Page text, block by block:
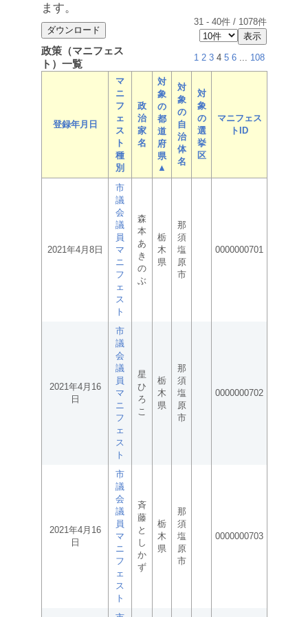
ます。
31 - 40件 / 1078件
政策（マニフェス
ト）一覧
1 2 3 4 5 6 ... 108
登録年月日
マ
ニ
フ
ェ
ス
ト
種
別
政
治
家
名
対
象
の
都
道
府
県
▲
対
象
の
自
治
体
名
対
象
の
選
挙
区
マニフェス
トID
2021年4月8日
市
議
会
議
員
マ
ニ
フ
ェ
ス
ト
森
本
あ
き
の
ぶ
栃
木
県
那
須
塩
原
市
0000000701
2021年4月16
日
市
議
会
議
員
マ
ニ
フ
ェ
ス
ト
星
ひ
ろ
こ
栃
木
県
那
須
塩
原
市
0000000702
2021年4月16
日
市
議
会
議
員
マ
ニ
フ
ェ
ス
ト
斉
藤
と
し
か
ず
栃
木
県
那
須
塩
原
市
0000000703